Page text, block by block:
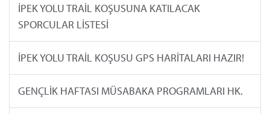
İPEK YOLU TRAİL KOŞUSUNA KATILACAK
SPORCULAR LİSTESİ
İPEK YOLU TRAİL KOŞUSU GPS HARİTALARI HAZIR!
GENÇLİK HAFTASI MÜSABAKA PROGRAMLARI HK.